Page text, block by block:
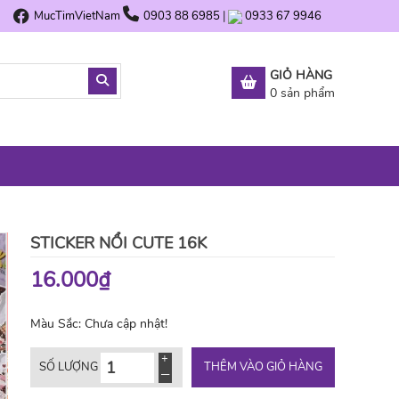
MucTimVietNam 0903 88 6985 | 0933 67 9946
GIỎ HÀNG
0 sản phẩm
STICKER NỔI CUTE 16K
16.000₫
Màu Sắc: Chưa cập nhật!
SỐ LƯỢNG THÊM VÀO GIỎ HÀNG